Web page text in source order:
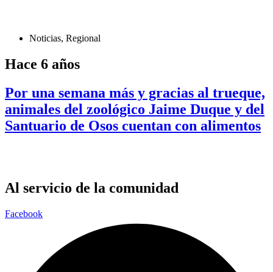
Noticias, Regional
Hace 6 años
Por una semana más y gracias al trueque,
animales del zoológico Jaime Duque y del
Santuario de Osos cuentan con alimentos
Al servicio de la comunidad
Facebook